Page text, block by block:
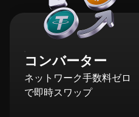
コンバーター
ネットワーク手数料ゼロ
で即時スワップ